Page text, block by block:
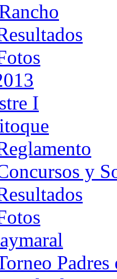
I
y